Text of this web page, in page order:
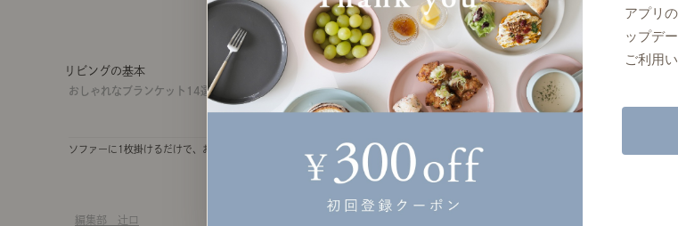
リビングの基本
おしゃれなブランケット14選！ 素材別の選び方を徹底解説します。
ソファーに1枚掛けるだけで、お部屋のアクセントになるブランケット。素材別の選び方とおすすめの14枚を解説いたします。
編集部 辻口
アプリ
ップデ
ご利用